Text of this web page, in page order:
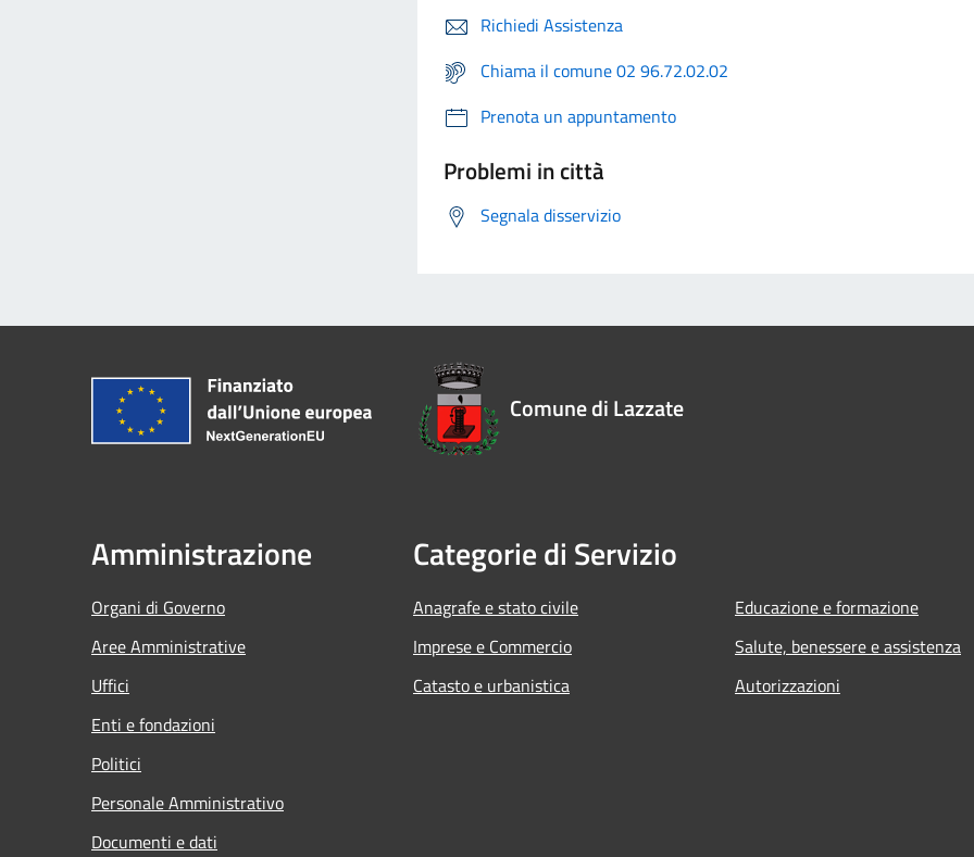
Richiedi Assistenza
Chiama il comune 02 96.72.02.02
Prenota un appuntamento
Problemi in città
Segnala disservizio
Comune di Lazzate
Amministrazione
Organi di Governo
Aree Amministrative
Uffici
Enti e fondazioni
Politici
Personale Amministrativo
Documenti e dati
Categorie di Servizio
Anagrafe e stato civile
Imprese e Commercio
Catasto e urbanistica
Educazione e formazione
Salute, benessere e assistenza
Autorizzazioni